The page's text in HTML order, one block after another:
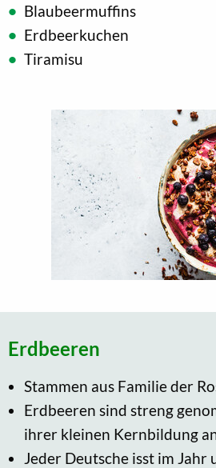
Blaubeermuffins
Erdbeerkuchen
Tiramisu
Erdbeeren
Stammen aus Familie der
Erdbeeren sind streng
ihrer kleinen Kernbildung
Jeder Deutsche isst im Jahr